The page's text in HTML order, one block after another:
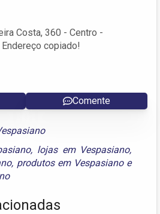
Costa, 360 - Centro -
Endereço copiado!
Comente
, lojas em Vespasiano,
, produtos em Vespasianoe